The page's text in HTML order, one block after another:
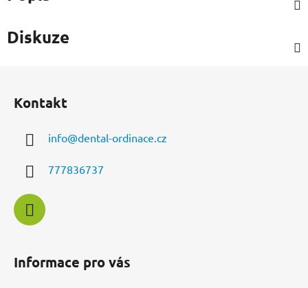
Diskuze
Kontakt
info@dental-ordinace.cz
777836737
Informace pro vás